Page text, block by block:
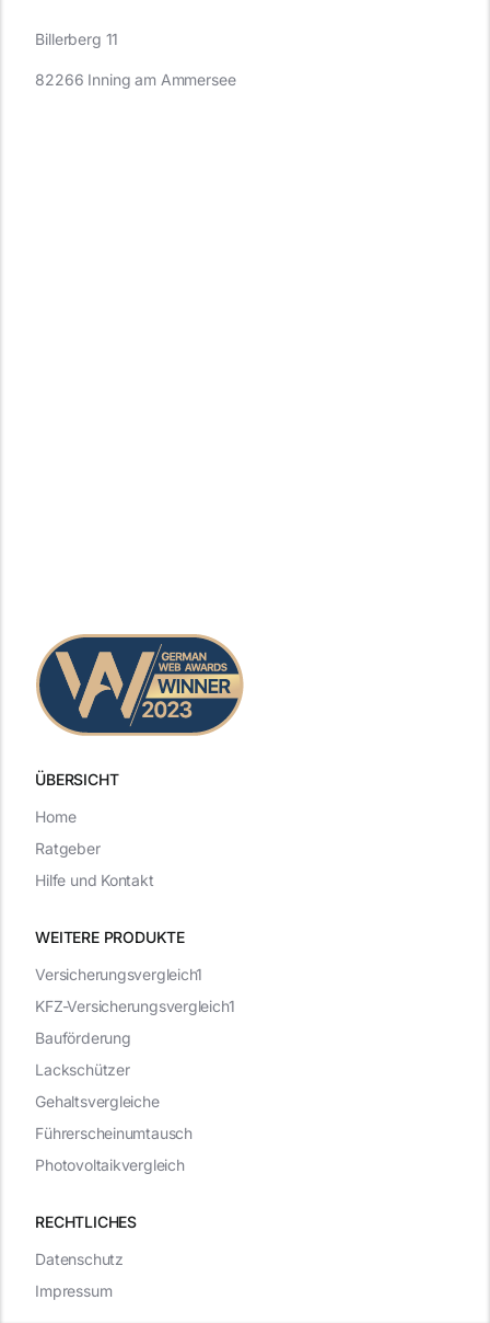
ÜBERSICHT
WEITERE PRODUKTE
RECHTLICHES
Billerberg 11
82266 Inning am Ammersee
Datenschutz
Impressum
Versicherungsvergleich1
KFZ-Versicherungsvergleich1
Bauförderung
Lackschützer
Gehaltsvergleiche
Führerscheinumtausch
Photovoltaikvergleich
Home
Ratgeber
Hilfe und Kontakt